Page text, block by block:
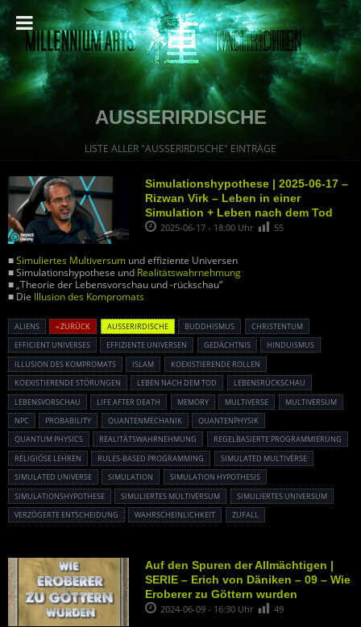
AUSSERIRDISCHE
LISTE ALLER "AUSSERIRDISCHE" EINTRÄGE
Simulationshypothese | 2025-06-17 –
Rizwan Virk – Leben in einer
Simulation + Leben nach dem Tod
2025-06-17 - 18:00 Uhr 55
■Simuliertes Multiversum und effiziente Universen
■ Simulationshypothese und Realitätswahrnehmung
■ „Theorie der Lebensvorschau und -rückschau“
■ Die Illusion des Kompromats
ALIENS « ZURÜCK AUSSERIRDISCHE BUDDHISMUS
CHRISTENTUM
EFFICIENT UNIVERSES
EFFIZIENTE UNIVERSEN GEDÄCHTNIS
HINDUISMUS
ILLUSION DES KOMPROMATS
ISLAM
KOEXISTIERENDE ROLLEN
KOEXISTIERENDE STÖRUNGEN
LEBEN NACH DEM TOD
LEBENSRÜCKSCHAU
LEBENSVORSCHAU
LIFE AFTER DEATH MEMORY MULTIVERSE
MULTIVERSUM
NPC
PROBABILITY QUANTENMECHANIK
QUANTENPHYSIK
QUANTUM PHYSICS
REALITÄTSWAHRNEHMUNG
REGELBASIERTE PROGRAMMIERUNG
RELIGIÖSE LEHREN
RULES-BASED PROGRAMMING
SIMULATED MULTIVERSE
SIMULATED UNIVERSE
SIMULATION
SIMULATION HYPOTHESIS
SIMULATIONSHYPOTHESE
SIMULIERTES MULTIVERSUM
SIMULIERTES UNIVERSUM
VERZÖGERTE ENTSCHEIDUNG
WAHRSCHEINLICHKEIT ZUFALL
Auf den Spuren der Allmächtigen |
SERIE – Erich von Däniken – 09 – Wie
Eroberer zu Göttern wurden
2024-06-09 - 16:30 Uhr 49